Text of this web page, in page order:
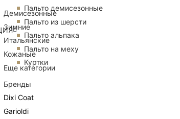
Демисезонные
Зимние
Итальянские
Кожаные
Еще категории
Бренды
Dixi Coat
Garioldi
Пальто демисезонные
Пальто из шерсти
Пальто альпака
Пальто на меху
Куртки